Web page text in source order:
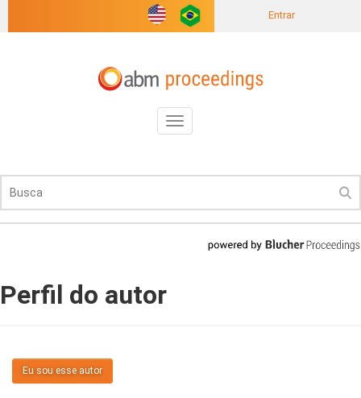
Entrar
Toggle
navigation
Perfil do autor
Eu sou esse autor